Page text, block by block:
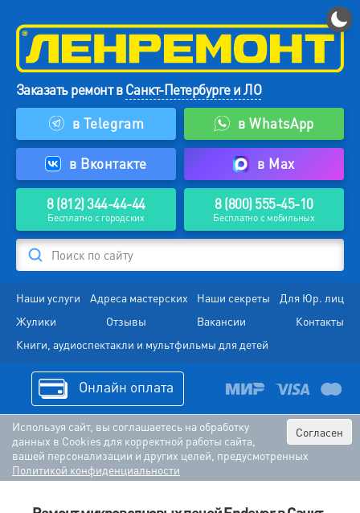
Заказать ремонт вСанкт-Петербурге и ЛО
в Telegram
в WhatsApp
в Вконтакте в Max
8 (812) 344-44-44
Бесплатно с городских
8 (800) 555-45-10
Бесплатно с мобильных
Поиск по сайту
Наши услуги Адреса мастерских Наши секреты
Для Юр. лиц
Жулики
Отзывы Вакансии
Контакты
Книги, аудиоспектакли и мультфильмы для детей
Онлайн оплата
Согласен
Используя сайт, вы соглашаетесь на обработку
данных в Cookies для корректной работы сайта,
вашей персонализации и других целей, предусмотренных
Политикой конфиденциальности